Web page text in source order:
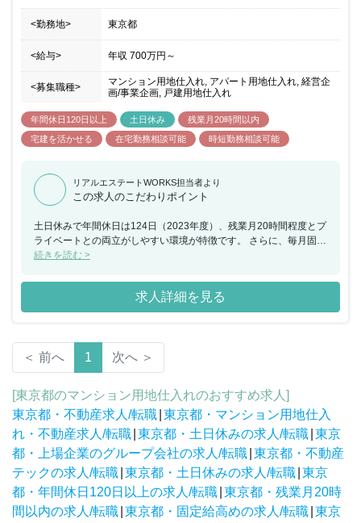
<勤務地> 東京都
<給与> 年収 700万円 ～
<募集職種>
マンション用地仕入れ, アパート用地仕入れ, 経営企
画/事業企画, 戸建用地仕入れ
年間休日120日以上 土日休み
残業月20時間以内
宅建を活かせる
在宅勤務相談可能 時短勤務相談可能
リアルエステートWORKS担当者より
この求人のこだわりポイント
土日休みで年間休日は124日（2023年度）、残業月20時間程度とプ
ライベートとの両立がしやすい環境が特徴です。 さらに、毎月固定
給制な点も安心できるポイント。成果を上げた際は賞与のタイミン
っしゃる方にもお勧めです。こういった好条件と会社の温和な雰囲
気で退職者は非常に少なく、定着率も高いのだとか。長く安心して
働ける会社であると言えます。 2023年秋ごろには上場も予定して
続きを読む >
求人詳細を見る
＜ 前へ 1 次へ ＞
[東京都のマンション用地仕入れのおすすめ求人]
東京都・不動産求人/転職 東京都・マンション用地仕入
れ・不動産求人/転職 東京都・土日休みの求人/転職 東京
都・上場企業のグループ会社の求人/転職 東京都・不動産
テックの求人/転職 東京都・土日休みの求人/転職 東京
都・年間休日120日以上の求人/転職 東京都・残業月20時
間以内の求人/転職 東京都・固定給高めの求人/転職 東京